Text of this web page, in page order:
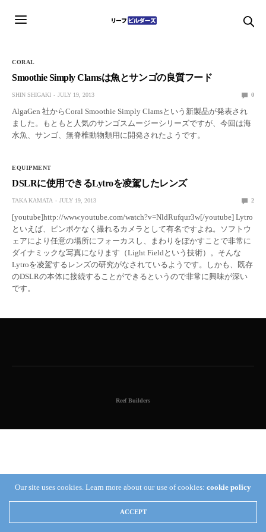
CORAL
Smoothie Simply Clamsは魚とサンゴの良質フード
SHIN SHIGAKI JULY 19, 2013 0
AlgaGen 社からCoral Smoothie Simply Clamsという新製品が発表され
ました。もともと人気のサンゴスムージーシリーズですが、今回は海
水魚、サンゴ、無脊椎動物類用に開発されたようです。
EQUIPMENT
DSLRに使用できるLytroを凌駕したレンズ
TAKA KAMATA JULY 19, 2013 2
[youtube]http://www.youtube.com/watch?v=NldRufqur3w[/youtube] Lytro
といえば、ピンボケなく撮れるカメラとして有名ですよね。ソフトウ
ェアにより任意の場所にフォーカスし、まわりをぼかすことで非常に
ダイナミックな写真になります（Light Fieldという技術）。そんな
Lytroを凌駕するレンズの研究がなされているようです。しかも、既存
のDSLRの本体に接続することができるというので非常に興味が深い
です。
Reef Builders
Our site uses cookies. Learn more about our use of cookies: cookie policy
ACCEPT